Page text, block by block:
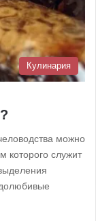
Кулинария
можно
которого служит